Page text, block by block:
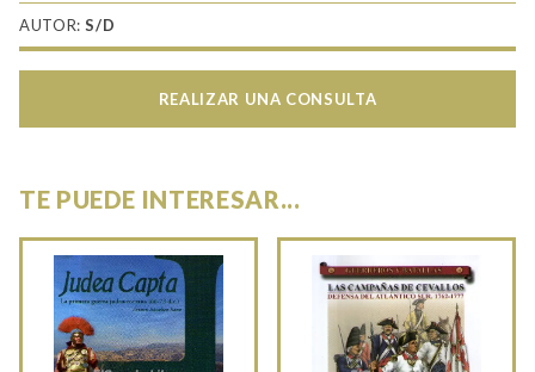
cantidad
AUTOR:S/D
REALIZAR UNA CONSULTA
TE PUEDE INTERESAR...